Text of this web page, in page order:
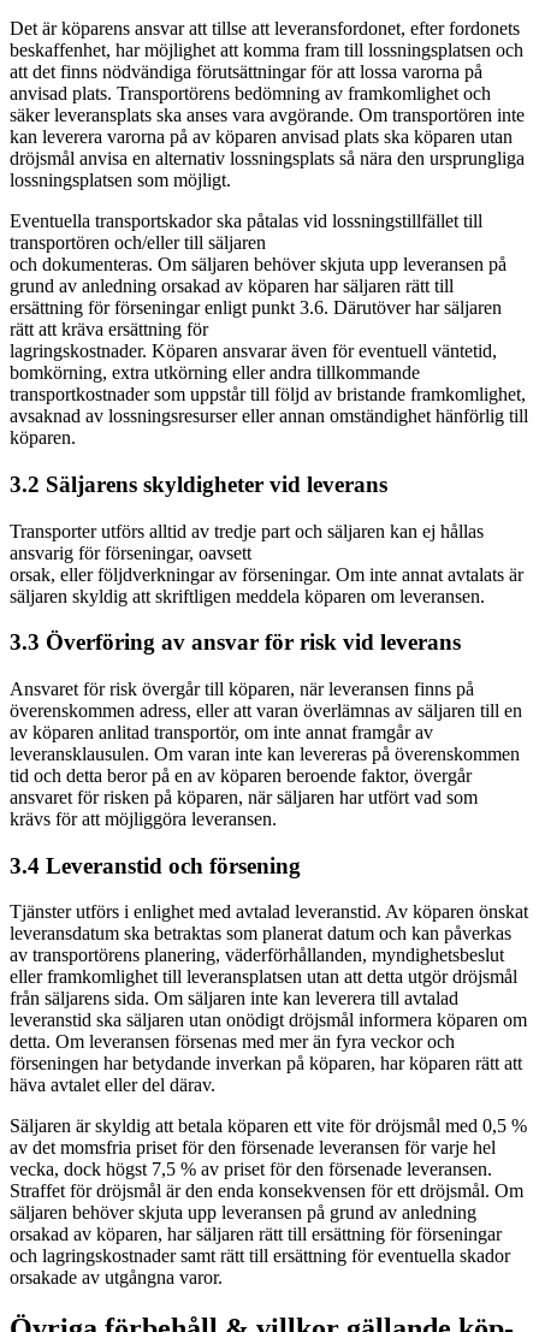
Det är köparens ansvar att tillse att leveransfordonet, efter fordonets
beskaffenhet, har möjlighet att komma fram till lossningsplatsen och
att det finns nödvändiga förutsättningar för att lossa varorna på
anvisad plats. Transportörens bedömning av framkomlighet och
säker leveransplats ska anses vara avgörande. Om transportören inte
kan leverera varorna på av köparen anvisad plats ska köparen utan
dröjsmål anvisa en alternativ lossningsplats så nära den ursprungliga
lossningsplatsen som möjligt.
Eventuella transportskador ska påtalas vid lossningstillfället till
transportören och/eller till säljaren
och dokumenteras. Om säljaren behöver skjuta upp leveransen på
grund av anledning orsakad av köparen har säljaren rätt till
ersättning för förseningar enligt punkt 3.6. Därutöver har säljaren
rätt att kräva ersättning för
lagringskostnader. Köparen ansvarar även för eventuell väntetid,
bomkörning, extra utkörning eller andra tillkommande
transportkostnader som uppstår till följd av bristande framkomlighet,
avsaknad av lossningsresurser eller annan omständighet hänförlig till
köparen.
3.2 Säljarens skyldigheter vid leverans
Transporter utförs alltid av tredje part och säljaren kan ej hållas
ansvarig för förseningar, oavsett
orsak, eller följdverkningar av förseningar. Om inte annat avtalats är
säljaren skyldig att skriftligen meddela köparen om leveransen.
3.3 Överföring av ansvar för risk vid leverans
Ansvaret för risk övergår till köparen, när leveransen finns på
överenskommen adress, eller att varan överlämnas av säljaren till en
av köparen anlitad transportör, om inte annat framgår av
leveransklausulen. Om varan inte kan levereras på överenskommen
tid och detta beror på en av köparen beroende faktor, övergår
ansvaret för risken på köparen, när säljaren har utfört vad som
krävs för att möjliggöra leveransen.
3.4 Leveranstid och försening
Tjänster utförs i enlighet med avtalad leveranstid. Av köparen önskat
leveransdatum ska betraktas som planerat datum och kan påverkas
av transportörens planering, väderförhållanden, myndighetsbeslut
eller framkomlighet till leveransplatsen utan att detta utgör dröjsmål
från säljarens sida. Om säljaren inte kan leverera till avtalad
leveranstid ska säljaren utan onödigt dröjsmål informera köparen om
detta. Om leveransen försenas med mer än fyra veckor och
förseningen har betydande inverkan på köparen, har köparen rätt att
häva avtalet eller del därav.
Säljaren är skyldig att betala köparen ett vite för dröjsmål med 0,5 %
av det momsfria priset för den försenade leveransen för varje hel
vecka, dock högst 7,5 % av priset för den försenade leveransen.
Straffet för dröjsmål är den enda konsekvensen för ett dröjsmål. Om
säljaren behöver skjuta upp leveransen på grund av anledning
orsakad av köparen, har säljaren rätt till ersättning för förseningar
och lagringskostnader samt rätt till ersättning för eventuella skador
orsakade av utgångna varor.